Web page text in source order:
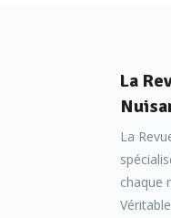
La
La
chaque